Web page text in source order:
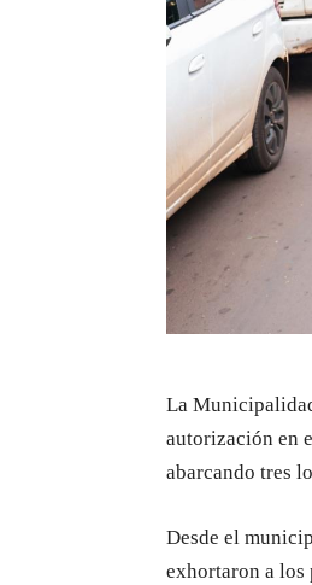
La
autorización en
abarcando tres
Desde el
exhortaron a los